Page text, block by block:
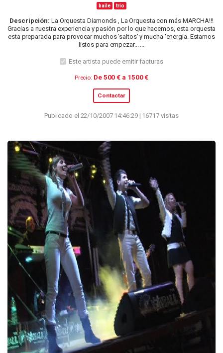
baile trio
Descripción: La Orquesta Diamonds , La Orquesta con más MARCHA!!!
Gracias a nuestra experiencia y pasión por lo que hacemos, esta orquesta
esta preparada para provocar muchos 'saltos' y mucha 'energia. Estamos
listos para empezar... ...
Este artista puede emitir facturas
Precio: De 500 € a 1500 €
Contactar
Publicado el 22/10/2007 14:46:29 | 16717 visitas